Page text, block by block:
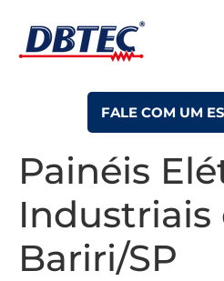
FALE COM UM
Painéis
Industriais
Bariri/SP